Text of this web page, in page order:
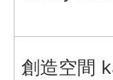
創造空間